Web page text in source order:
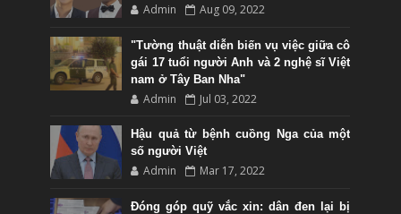
Admin Aug 09, 2022
"Tường thuật diễn biến vụ việc giữa cô
gái 17 tuổi người Anh và 2 nghệ sĩ Việt
nam ở Tây Ban Nha"
Admin Jul 03, 2022
Hậu quả từ bệnh cuồng Nga của một
số người Việt
Admin Mar 17, 2022
Đóng góp quỹ vắc xin: dân đen lại bị